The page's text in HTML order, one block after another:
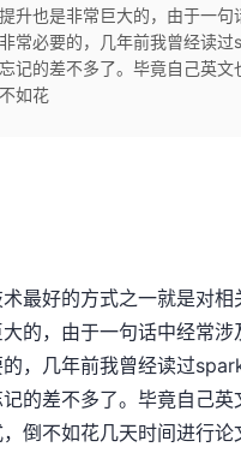
升也是非常巨大的，由于一
常必要的，几年前我曾经读
记的差不多了。毕竟自己英
如花
最好的方式之一就是对
的，由于一句话中经常
，几年前我曾经读过
的差不多了。毕竟自己
倒不如花几天时间进行